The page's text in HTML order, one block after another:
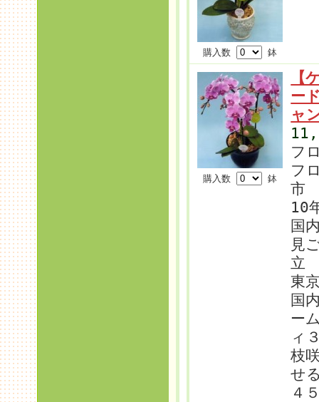
購入数 鉢
購入数 鉢
【
ー
ャ
フ
フ
市
10
国
見
立
東
国
ー
ィ
枝
せ
４